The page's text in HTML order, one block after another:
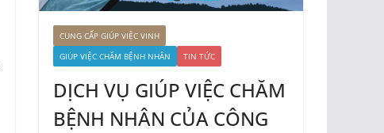
CUNG CẤP GIÚP VIỆC VINH
GIÚP VIỆC CHĂM BỆNH NHÂN
TIN TỨC
DỊCH VỤ GIÚP VIỆC CHĂM
BỆNH NHÂN CỦA CÔNG